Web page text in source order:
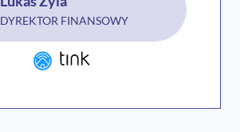
DYREKTOR FINANSOWY